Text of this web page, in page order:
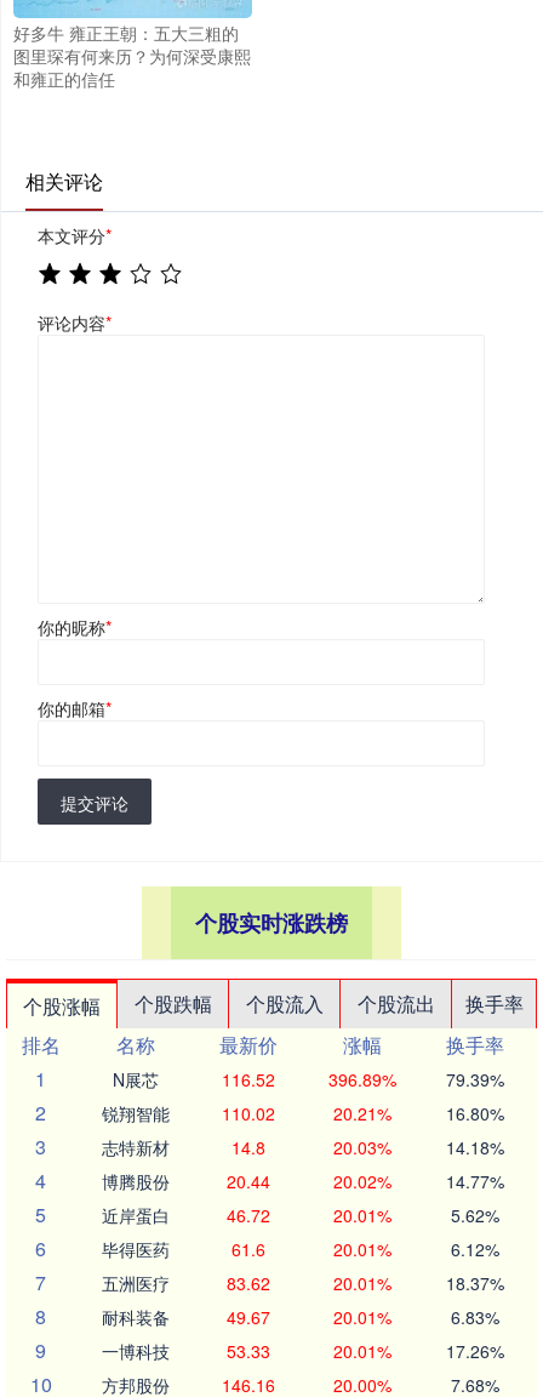
好多牛 雍正王朝：五大三粗的
图里琛有何来历？为何深受康熙
和雍正的信任
相关评论
本文评分*
评论内容*
你的昵称*
你的邮箱*
提交评论
个股实时涨跌榜
个股涨幅 个股跌幅 个股流入 个股流出
换手率
排名
名称 最新价 涨幅
换手率
1
N展芯 116.52 396.89% 79.39%
2 锐翔智能 110.02 20.21% 16.80%
3 志特新材 14.8 20.03% 14.18%
4 博腾股份 20.44 20.02% 14.77%
5 近岸蛋白 46.72 20.01% 5.62%
6 毕得医药 61.6 20.01% 6.12%
7 五洲医疗 83.62 20.01% 18.37%
8 耐科装备 49.67 20.01% 6.83%
9 一博科技 53.33 20.01% 17.26%
10 方邦股份 146.16 20.00% 7.68%